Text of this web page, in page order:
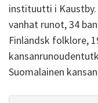
instituutti i Kaustby.
vanhat runot, 34
Finländsk folklore,
Suomalainen